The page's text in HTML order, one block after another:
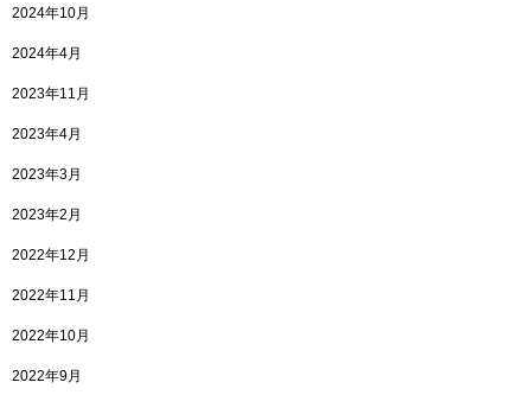
2024年10月
2024年4月
2023年11月
2023年4月
2023年3月
2023年2月
2022年12月
2022年11月
2022年10月
2022年9月